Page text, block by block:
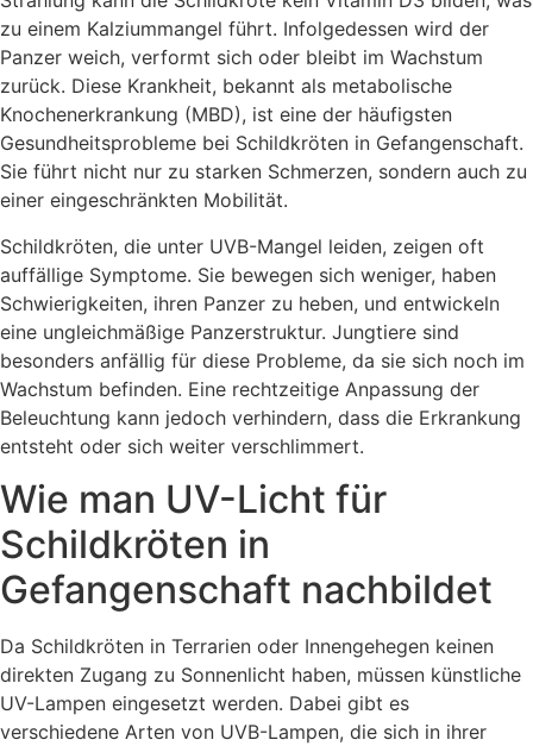
zu einem Kalziummangel führt. Infolgedessen wird der
Panzer weich, verformt sich oder bleibt im Wachstum
zurück. Diese Krankheit, bekannt als metabolische
Knochenerkrankung (MBD), ist eine der häufigsten
Gesundheitsprobleme bei Schildkröten in Gefangenschaft.
Sie führt nicht nur zu starken Schmerzen, sondern auch zu
einer eingeschränkten Mobilität.
Schildkröten, die unter UVB-Mangel leiden, zeigen oft
auffällige Symptome. Sie bewegen sich weniger, haben
Schwierigkeiten, ihren Panzer zu heben, und entwickeln
eine ungleichmäßige Panzerstruktur. Jungtiere sind
besonders anfällig für diese Probleme, da sie sich noch im
Wachstum befinden. Eine rechtzeitige Anpassung der
Beleuchtung kann jedoch verhindern, dass die Erkrankung
entsteht oder sich weiter verschlimmert.
Wie man UV-Licht für
Schildkröten in
Gefangenschaft nachbildet
Da Schildkröten in Terrarien oder Innengehegen keinen
direkten Zugang zu Sonnenlicht haben, müssen künstliche
UV-Lampen eingesetzt werden. Dabei gibt es
verschiedene Arten von UVB-Lampen, die sich in ihrer